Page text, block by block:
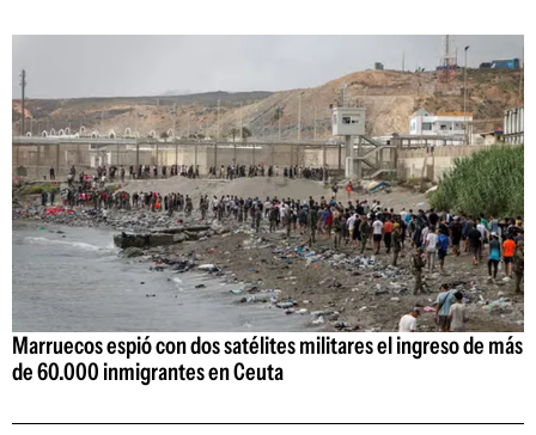
Marruecos espió con dos satélites militares el ingreso de más
de 60.000 inmigrantes en Ceuta